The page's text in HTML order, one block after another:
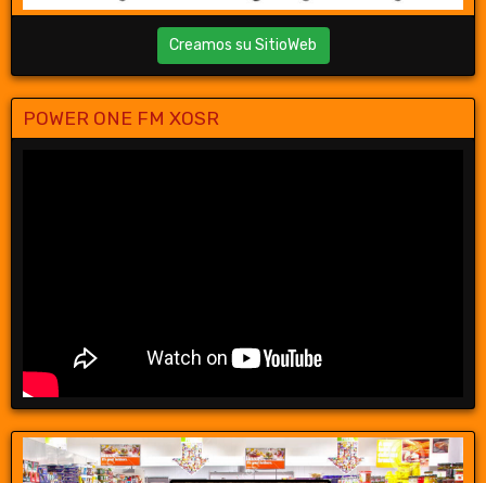
Creamos su SitioWeb
POWER ONE FM XOSR